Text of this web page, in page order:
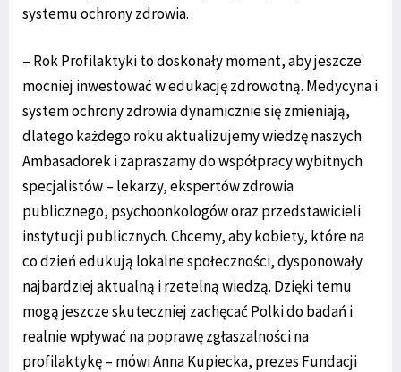
systemu ochrony zdrowia.
– Rok Profilaktyki to doskonały moment, aby jeszcze
mocniej inwestować w edukację zdrowotną. Medycyna i
system ochrony zdrowia dynamicznie się zmieniają,
dlatego każdego roku aktualizujemy wiedzę naszych
Ambasadorek i zapraszamy do współpracy wybitnych
specjalistów – lekarzy, ekspertów zdrowia
publicznego, psychoonkologów oraz przedstawicieli
instytucji publicznych. Chcemy, aby kobiety, które na
co dzień edukują lokalne społeczności, dysponowały
najbardziej aktualną i rzetelną wiedzą. Dzięki temu
mogą jeszcze skuteczniej zachęcać Polki do badań i
realnie wpływać na poprawę zgłaszalności na
profilaktykę – mówi Anna Kupiecka, prezes Fundacji